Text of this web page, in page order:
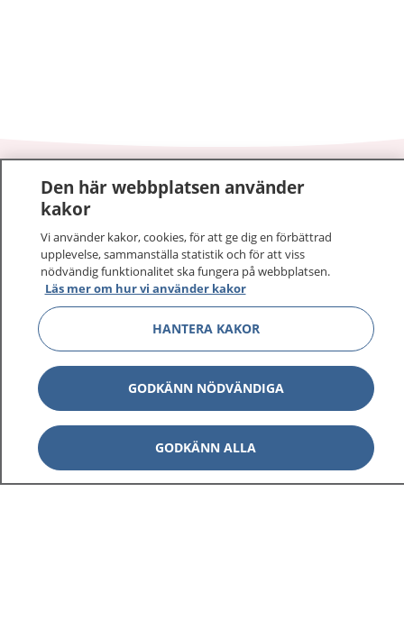
1177–tryggt om din hälsa och vård
På 1177.se får du råd om hälsa och information om
sjukdomar och vilka mottagningar du kan kontakta.
Logga in för att läsa din journal och göra dina
vårdärenden. Ring telefonnummer 1177 för
sjukvårdsrådgivning dygnet runt.
1177 ger dig råd när du vill må bättre.
1177 på flera språk Visa
Den här webbplatsen använder
kakor
Vi använder kakor, cookies, för att ge dig en förbättrad
upplevelse, sammanställa statistik och för att viss
nödvändig funktionalitet ska fungera på webbplatsen.
Läs mer om hur vi använder kakor
HANTERA KAKOR
GODKÄNN NÖDVÄNDIGA
GODKÄNN ALLA